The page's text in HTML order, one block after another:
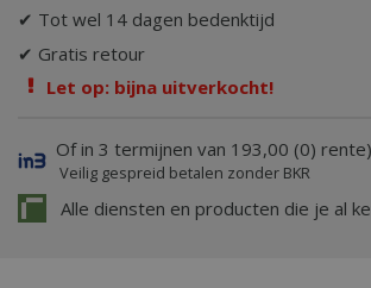
✔ Tot wel 14 dagen bedenktijd
✔ Gratis retour
Let op: bijna uitverkocht!
Of in 3 termijnen van 193,00 (0) rente)
Veilig gespreid betalen zonder BKR
Alle diensten en producten die je al